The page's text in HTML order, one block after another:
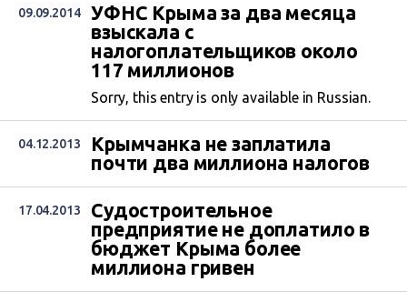
09.09.2014
УФНС Крыма за два месяца
взыскала с
налогоплательщиков около
117 миллионов
Sorry, this entry is only available in Russian.
04.12.2013
Крымчанка не заплатила
почти два миллиона налогов
17.04.2013
Судостроительное
предприятие не доплатило в
бюджет Крыма более
миллиона гривен